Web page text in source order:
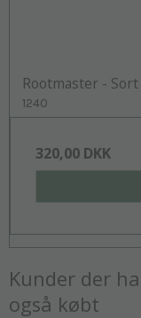
Rootmaster - Sort
1240
320,00 DKK
Kunder der
også købt